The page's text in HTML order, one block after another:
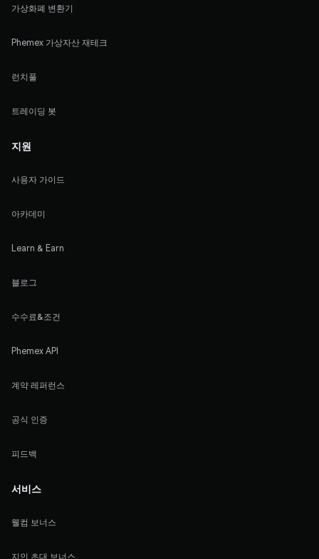
가상화폐 변환기
Phemex 가상자산 재테크
런치풀
트레이딩 봇
지원
사용자 가이드
아카데미
Learn & Earn
블로그
수수료&조건
Phemex API
계약 레퍼런스
공식 인증
피드백
서비스
웰컴 보너스
지인 초대 보너스